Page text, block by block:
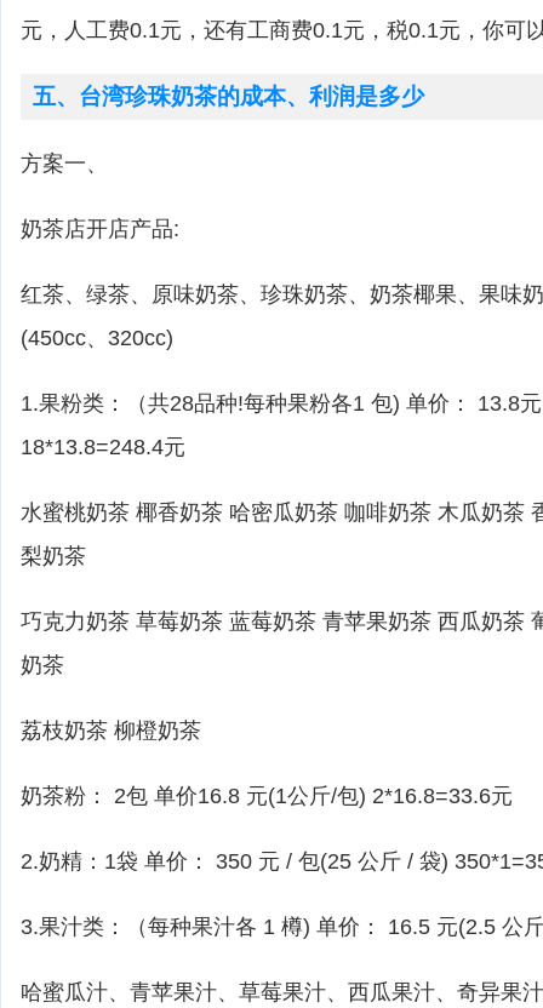
元，人工费0.1元，还有工商费0.1元，税0.1元，你可
五、台湾珍珠奶茶的成本、利润是多少
方案一、
奶茶店开店产品:
红茶、绿茶、原味奶茶、珍珠奶茶、奶茶椰果、果味
(450cc、320cc)
1.果粉类：（共28品种!每种果粉各1 包) 单价： 13.8
18*13.8=248.4元
水蜜桃奶茶 椰香奶茶 哈密瓜奶茶 咖啡奶茶 木瓜奶茶
梨奶茶
巧克力奶茶 草莓奶茶 蓝莓奶茶 青苹果奶茶 西瓜奶茶
奶茶
荔枝奶茶 柳橙奶茶
奶茶粉： 2包 单价16.8 元(1公斤/包) 2*16.8=33.6元
2.奶精：1袋 单价： 350 元 / 包(25 公斤 / 袋)
3.果汁类：（每种果汁各 1 樽) 单价： 16.5 元(2.5 公
哈蜜瓜汁、青苹果汁、草莓果汁、西瓜果汁、奇异果